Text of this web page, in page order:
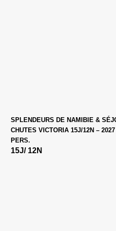
SPLENDEURS DE NAMIBIE &
CHUTES VICTORIA 15J/12N –
PERS.
15J/ 12N